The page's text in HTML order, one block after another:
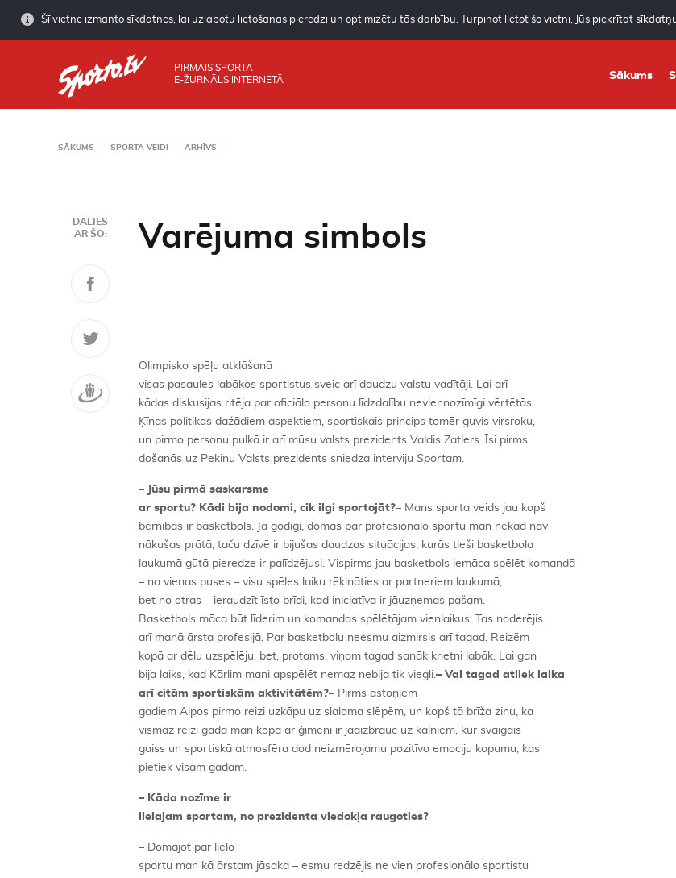
Šī vietne izmanto sīkdatnes, lai uzlabotu lietošanas pieredzi un optimizētu tās darbību. Turpinot lietot šo vietni, Jūs piekrītat
PIRMAIS SPORTA
E-ŽURNĀLS INTERNETĀ
Sākums
SĀKUMS SPORTA VEIDI ARHĪVS
DALIES
AR ŠO:
Varējuma simbols
Olimpisko spēļu atklāšanā
visas pasaules labākos sportistus sveic arī daudzu valstu vadītāji. Lai arī
kādas diskusijas ritēja par oficiālo personu līdzdalību neviennozīmīgi vērtētās
Ķīnas politikas dažādiem aspektiem, sportiskais princips tomēr guvis virsroku,
un pirmo personu pulkā ir arī mūsu valsts prezidents Valdis Zatlers. Īsi pirms
došanās uz Pekinu Valsts prezidents sniedza interviju Sportam.
– Jūsu pirmā saskarsme
ar sportu? Kādi bija nodomi, cik ilgi sportojāt?– Mans sporta veids jau kopš
bērnības ir basketbols. Ja godīgi, domas par profesionālo sportu man nekad nav
nākušas prātā, taču dzīvē ir bijušas daudzas situācijas, kurās tieši basketbola
laukumā gūtā pieredze ir palīdzējusi. Vispirms jau basketbols iemāca spēlēt komandā
– no vienas puses – visu spēles laiku rēķināties ar partneriem laukumā,
bet no otras – ieraudzīt īsto brīdi, kad iniciatīva ir jāuzņemas pašam.
Basketbols māca būt līderim un komandas spēlētājam vienlaikus. Tas noderējis
arī manā ārsta profesijā. Par basketbolu neesmu aizmirsis arī tagad. Reizēm
kopā ar dēlu uzspēlēju, bet, protams, viņam tagad sanāk krietni labāk. Lai gan
bija laiks, kad Kārlim mani apspēlēt nemaz nebija tik viegli.– Vai tagad atliek laika
arī citām sportiskām aktivitātēm?– Pirms astoņiem
gadiem Alpos pirmo reizi uzkāpu uz slaloma slēpēm, un kopš tā brīža zinu, ka
vismaz reizi gadā man kopā ar ģimeni ir jāaizbrauc uz kalniem, kur svaigais
gaiss un sportiskā atmosfēra dod neizmērojamu pozitīvo emociju kopumu, kas
pietiek visam gadam.
– Kāda nozīme ir
lielajam sportam, no prezidenta viedokļa raugoties?
– Domājot par lielo
sportu man kā ārstam jāsaka – esmu redzējis ne vien profesionālo sportistu